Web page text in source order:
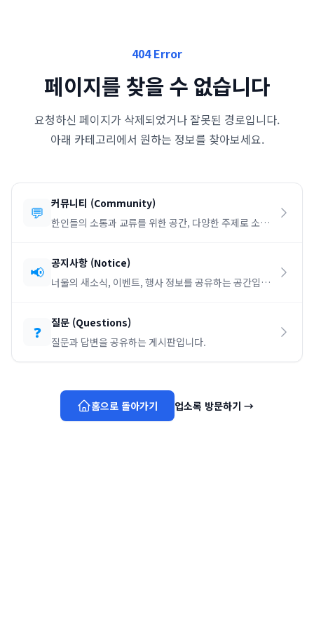
404 Error
페이지를 찾을 수 없습니다
요청하신 페이지가 삭제되었거나 잘못된 경로입니다.
아래 카테고리에서 원하는 정보를 찾아보세요.
💬 커뮤니티 (Community)
한인들의 소통과 교류를 위한 공간, 다양한 주제로 소통
📢 공지사항 (Notice)
너울의 새소식, 이벤트, 행사 정보를 공유하는 공간입니
❓ 질문 (Questions)
질문과 답변을 공유하는 게시판입니다.
홈으로 돌아가기 업소록 방문하기 →